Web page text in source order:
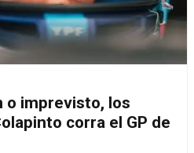
o imprevisto, los
corra el GP de